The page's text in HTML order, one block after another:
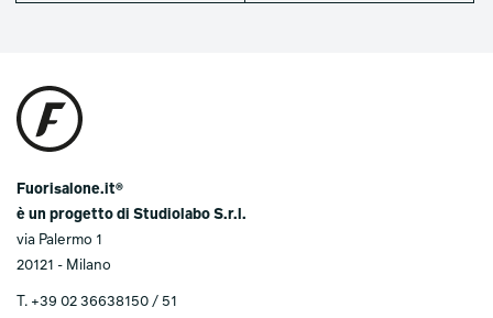
Fuorisalone.it®
è un progetto di Studiolabo S.r.l.
via Palermo 1
20121 - Milano
T. +39 02 36638150 / 51